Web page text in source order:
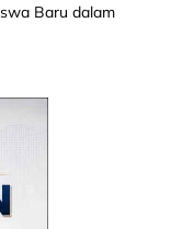
Baru dalam